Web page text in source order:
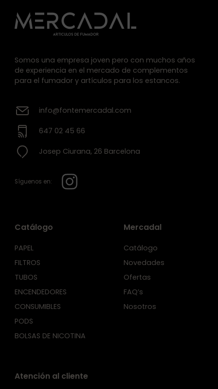
Somos una empresa joven pero con muchos años
de experiencia en el mercado de complementos
para el fumador y artículos para los estancos.
info@fontemercadal.com
647 02 45 66
Josep Ciurana, 26 Barcelona
Síguenos en:
Catálogo
PAPEL
FILTROS
TUBOS
ENCENDEDORES
CONSUMIBLES
PODS
BOLSAS DE NICOTINA
Mercadal
Catálogo
Novedades
Ofertas
FAQ’s
Nosotros
Atención al cliente